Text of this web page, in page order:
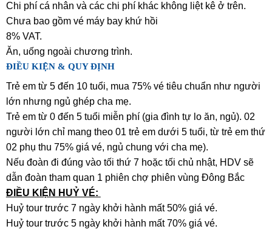
Chi phí cá nhân và các chi phí khác không liệt kê ở trên.
Chưa bao gồm vé máy bay khứ hồi
8% VAT.
Ăn, uống ngoài chương trình.
ĐIỀU KIỆN & QUY ĐỊNH
Trẻ em từ 5 đến 10 tuổi, mua 75% vé tiêu chuẩn như người
lớn nhưng ngủ ghép cha mẹ.
Trẻ em từ 0 đến 5 tuổi miễn phí (gia đình tự lo ăn, ngủ). 02
người lớn chỉ mang theo 01 trẻ em dưới 5 tuổi, từ trẻ em thứ
02 phụ thu 75% giá vé, ngủ chung với cha mẹ).
Nếu đoàn đi đúng vào tối thứ 7 hoặc tối chủ nhật, HDV sẽ
dẫn đoàn tham quan 1 phiên chợ phiên vùng Đông Bắc
ĐIỀU KIỆN HUỶ VÉ:
Huỷ tour trước 7 ngày khởi hành mất 50% giá vé.
Huỷ tour trước 5 ngày khởi hành mất 70% giá vé.